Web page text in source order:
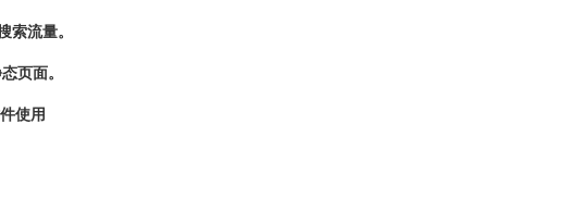
索流量。
页面。
使用